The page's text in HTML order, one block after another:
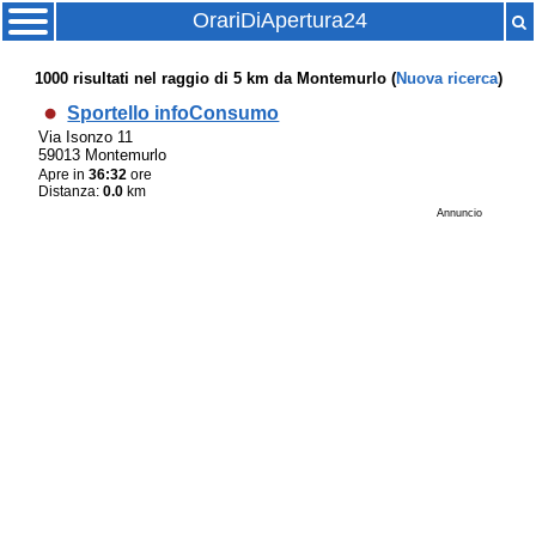
OrariDiApertura24
1000risultati nel raggio di 5 km da Montemurlo (Nuova ricerca)
Sportello infoConsumo
Via Isonzo 11
59013 Montemurlo
Apre in36:32 ore
Distanza:0.0 km
Annuncio